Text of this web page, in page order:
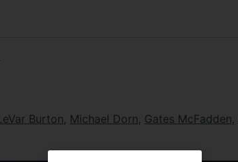
Burton, Michael Dorn, Gates McFadden,